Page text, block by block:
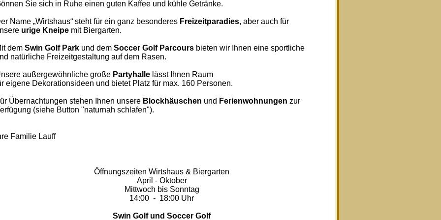
Sie sich in Ruhe einen guten Kaffee und kühle Getränke.
Name „Wirtshaus“ steht für ein ganz besonderes Freizeitparadies, aber auch für
urige Kneipe mit Biergarten.
dem Swin Golf Park und dem Soccer Golf Parcours bieten wir Ihnen eine sportliche
natürliche Freizeitgestaltung auf dem Rasen.
außergewöhnliche große Partyhalle lässt Ihnen Raum
eigene Dekorationsideen und bietet Platz für max. 160 Personen.
Übernachtungen stehen Ihnen unsere Blockhäuschen und Ferienwohnungen zur
(siehe Button "naturnah schlafen").
Familie Lauff
Öffnungszeiten Wirtshaus & Biergarten
April - Oktober
Mittwoch bis Sonntag
14:00 - 18:00 Uhr
Swin Golf und Soccer Golf